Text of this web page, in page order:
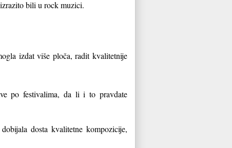
bili u rock muzici.
izdat više ploča, radit kvalitetnije
po festivalima, da li i to pravdate
dosta kvalitetne kompozicije,